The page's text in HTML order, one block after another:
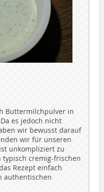
Buttermilchpulver in
es jedoch nicht
wir bewusst darauf
wir für unseren
unkompliziert zu
cremig-frischen
Rezept einfach
authentischen